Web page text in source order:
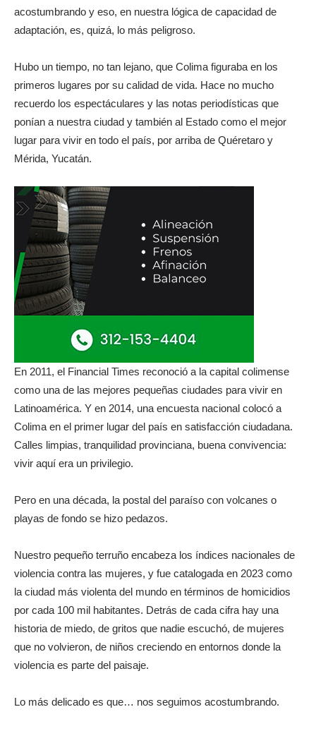
acostumbrando y eso, en nuestra lógica de capacidad de
adaptación, es, quizá, lo más peligroso.
Hubo un tiempo, no tan lejano, que Colima figuraba en los
primeros lugares por su calidad de vida. Hace no mucho
recuerdo los espectáculares y las notas periodísticas que
ponían a nuestra ciudad y también al Estado como el mejor
lugar para vivir en todo el país, por arriba de Quéretaro y
Mérida, Yucatán.
En 2011, el Financial Times reconoció a la capital colimense
como una de las mejores pequeñas ciudades para vivir en
Latinoamérica. Y en 2014, una encuesta nacional colocó a
Colima en el primer lugar del país en satisfacción ciudadana.
Calles limpias, tranquilidad provinciana, buena convivencia:
vivir aquí era un privilegio.
Pero en una década, la postal del paraíso con volcanes o
playas de fondo se hizo pedazos.
Nuestro pequeño terruño encabeza los índices nacionales de
violencia contra las mujeres, y fue catalogada en 2023 como
la ciudad más violenta del mundo en términos de homicidios
por cada 100 mil habitantes. Detrás de cada cifra hay una
historia de miedo, de gritos que nadie escuchó, de mujeres
que no volvieron, de niños creciendo en entornos donde la
violencia es parte del paisaje.
Lo más delicado es que… nos seguimos acostumbrando.